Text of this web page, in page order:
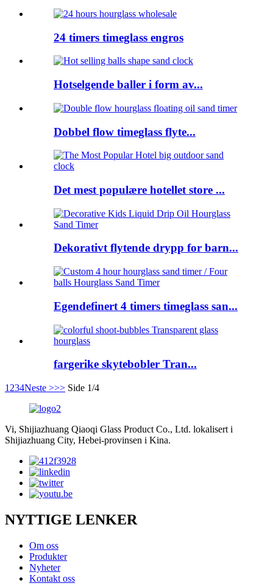
24 timers timeglass engros
Hotselgende baller i form av...
Dobbel flow timeglass flyte...
Det mest populære hotellet store ...
Dekorativt flytende drypp for barn...
Egendefinert 4 timers timeglass san...
fargerike skytebobler Tran...
1 234Neste >>> Side 1/4
Vi, Shijiazhuang Qiaoqi Glass Product Co., Ltd. lokalisert i
Shijiazhuang City, Hebei-provinsen i Kina.
NYTTIGE LENKER
Om oss
Produkter
Nyheter
Kontakt oss